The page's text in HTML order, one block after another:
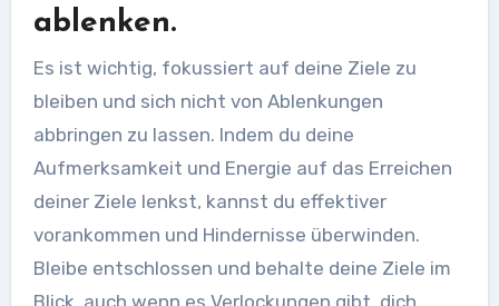
ablenken.
Es ist wichtig, fokussiert auf deine Ziele zu
bleiben und sich nicht von Ablenkungen
abbringen zu lassen. Indem du deine
Aufmerksamkeit und Energie auf das Erreichen
deiner Ziele lenkst, kannst du effektiver
vorankommen und Hindernisse überwinden.
Bleibe entschlossen und behalte deine Ziele im
Blick, auch wenn es Verlockungen gibt, dich